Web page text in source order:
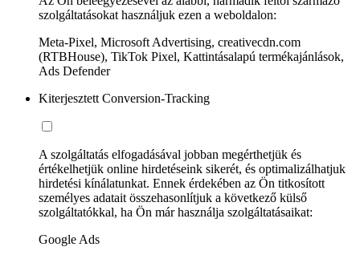
szolgáltatásokat használjuk ezen a weboldalon:
Meta-Pixel, Microsoft Advertising, creativecdn.com
(RTBHouse), TikTok Pixel, Kattintásalapú termékajánlások,
Ads Defender
Kiterjesztett Conversion-Tracking
A szolgáltatás elfogadásával jobban megérthetjük és
értékelhetjük online hirdetéseink sikerét, és optimalizálhatjuk
hirdetési kínálatunkat. Ennek érdekében az Ön titkosított
személyes adatait összehasonlítjuk a következő külső
szolgáltatókkal, ha Ön már használja szolgáltatásaikat:
Google Ads